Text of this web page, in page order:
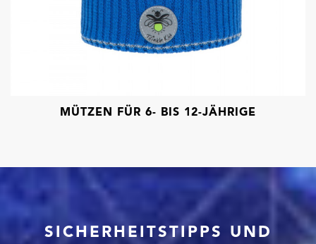
MÜTZEN FÜR 6- BIS 12-JÄHRIGE
SICHERHEITSTIPPS UND